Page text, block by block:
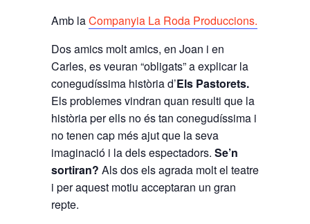
Amb laCompanyia La Roda Produccions.
Dos amics molt amics, en Joan i en
Carles, es veuran “obligats” a explicar la
conegudíssima història d’Els Pastorets.
Els problemes vindran quan resulti que la
història per ells no és tan conegudíssima i
no tenen cap més ajut que la seva
imaginació i la dels espectadors. Se’n
sortiran? Als dos els agrada molt el teatre
i per aquest motiu acceptaran un gran
repte.